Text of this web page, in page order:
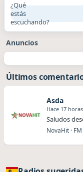
¿Qué
estás
escuchando?
Anuncios
Últimos
Asda
Hace 17 horas
Saludos
NovaHit ·